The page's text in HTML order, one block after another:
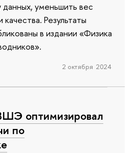
уменьшить вес
Результаты
в издании «Физика
2 октября 2024
оптимизировал
по